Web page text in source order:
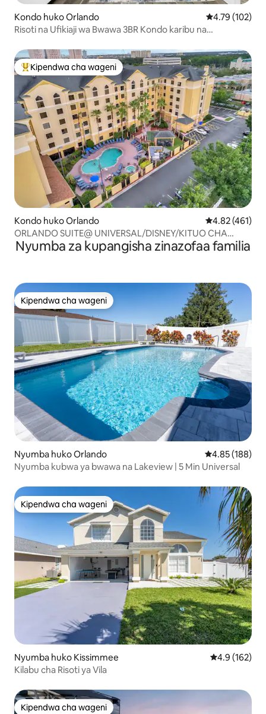
Kondo huko Orlando Ukadiriaji wa
4.79 (102)
Risoti na Ufikiaji wa Bwawa 3BR Kondo karibu na
Kipendwa maarufu cha wageni
Kipendwa cha wageni
Kondo huko Orlando Ukadiriaji wa
4.82 (461)
ORLANDO SUITE@ UNIVERSAL/DISNEY/KITUO CHA
MKUTANO
Nyumba za kupangisha zinazofaa familia
Kipendwa cha wageni
Kipendwa cha wageni
Nyumba huko Orlando Ukadiriaji wa
4.85 (188)
Nyumba kubwa ya bwawa na Lakeview | 5 Min Universal
Kipendwa cha wageni
Kipendwa cha wageni
Nyumba huko Kissimmee Ukadiriaji wa
4.9 (162)
Kilabu cha Risoti ya Vila
Kipendwa cha wageni